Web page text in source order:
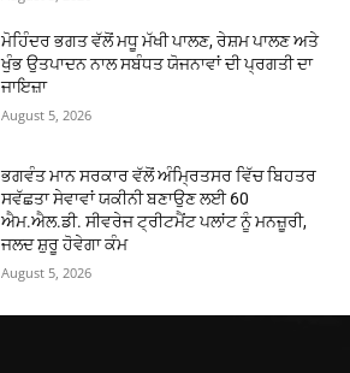
ਮੋਹਿੰਦਰ ਭਗਤ ਵੱਲੋਂ ਮਧੂ ਮੱਖੀ ਪਾਲਣ, ਰੇਸ਼ਮ ਪਾਲਣ ਅਤੇ
ਖੁੰਭ ਉਤਪਾਦਨ ਨਾਲ ਸਬੰਧਤ ਯੋਜਨਾਵਾਂ ਦੀ ਪ੍ਰਗਤੀ ਦਾ
ਜਾਇਜ਼ਾ
August 5, 2026
ਭਗਵੰਤ ਮਾਨ ਸਰਕਾਰ ਵੱਲੋਂ ਅੰਮ੍ਰਿਤਸਰ ਵਿੱਚ ਬਿਹਤਰ
ਸਵੱਛਤਾ ਸੇਵਾਵਾਂ ਯਕੀਨੀ ਬਣਾਉਣ ਲਈ 60
ਐਮ.ਐਲ.ਡੀ. ਸੀਵਰੇਜ ਟ੍ਰੀਟਮੈਂਟ ਪਲਾਂਟ ਨੂੰ ਮਨਜ਼ੂਰੀ,
ਜਲਦ ਸ਼ੁਰੂ ਹੋਵੇਗਾ ਕੰਮ
August 5, 2026